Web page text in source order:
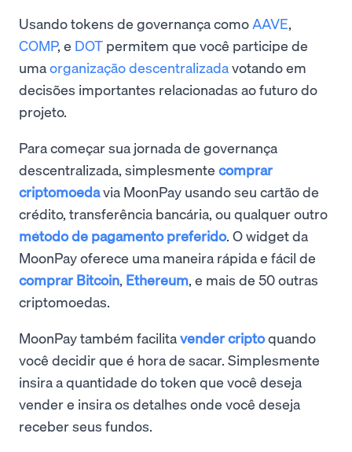
Usando tokens de governança comoAAVE,
COMP, e DOT permitem que você participe de
umaorganização descentralizadavotando em
decisões importantes relacionadas ao futuro do
projeto.
Para começar sua jornada de governança
descentralizada, simplesmente comprar
criptomoedavia MoonPay usando seu cartão de
crédito, transferência bancária, ou qualquer outro
método de pagamento preferido. O widget da
MoonPay oferece uma maneira rápida e fácil de
comprar Bitcoin, Ethereum, e mais de 50 outras
criptomoedas.
MoonPay também facilitavender criptoquando
você decidir que é hora de sacar. Simplesmente
insira a quantidade do token que você deseja
vender e insira os detalhes onde você deseja
receber seus fundos.